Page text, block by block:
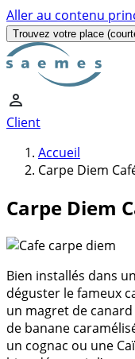
Aller au contenu
Trouvez votre place
Client
Accueil
Carpe Diem
Carpe Diem
Bien installés dans
déguster le fameux
un magret de
de banane
un cognac ou une